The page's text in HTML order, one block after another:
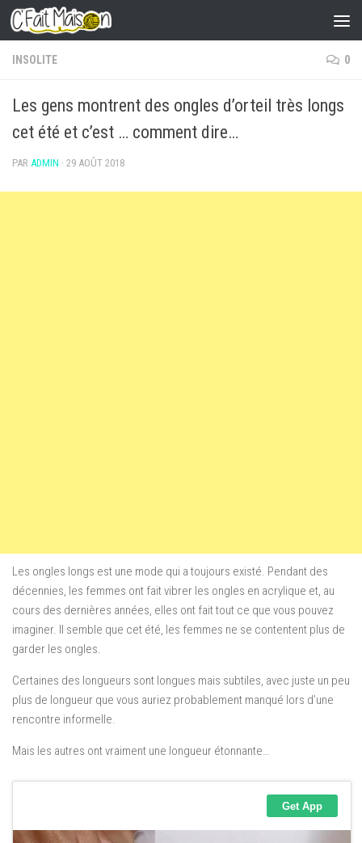
Skip to content
INSOLITE 0
Les gens montrent des ongles d’orteil très longs
cet été et c’est … comment dire…
PAR ADMIN · 29 AOÛT 2018
Les ongles longs est une mode qui a toujours existé. Pendant des
décennies, les femmes ont fait vibrer les ongles en acrylique et, au
cours des dernières années, elles ont fait tout ce que vous pouvez
imaginer. Il semble que cet été, les femmes ne se contentent plus de
garder les ongles.
Certaines des longueurs sont longues mais subtiles, avec juste un peu
plus de longueur que vous auriez probablement manqué lors d’une
rencontre informelle.
Mais les autres ont vraiment une longueur étonnante…